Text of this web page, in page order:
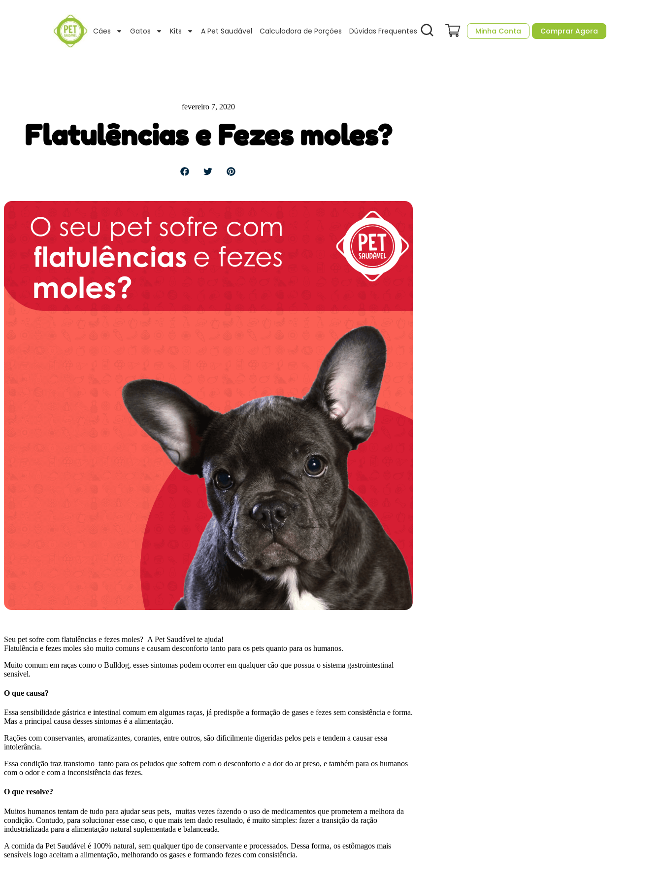
Cães Gatos Kits A Pet Saudável Calculadora de Porções Dúvidas Frequentes Minha Conta Comprar Agora
fevereiro 7, 2020
Flatulências e Fezes moles?
Seu pet sofre com flatulências e fezes moles? A Pet Saudável te ajuda!
Flatulência e fezes moles são muito comuns e causam desconforto tanto para os pets quanto para os humanos.
Muito comum em raças como o Bulldog, esses sintomas podem ocorrer em qualquer cão que possua o sistema gastrointestinal
sensível.
O que causa?
Essa sensibilidade gástrica e intestinal comum em algumas raças, já predispõe a formação de gases e fezes sem consistência e forma.
Mas a principal causa desses sintomas é a alimentação.
Rações com conservantes, aromatizantes, corantes, entre outros, são dificilmente digeridas pelos pets e tendem a causar essa
intolerância.
Essa condição traz transtorno tanto para os peludos que sofrem com o desconforto e a dor do ar preso, e também para os humanos
com o odor e com a inconsistência das fezes.
O que resolve?
Muitos humanos tentam de tudo para ajudar seus pets, muitas vezes fazendo o uso de medicamentos que prometem a melhora da
condição. Contudo, para solucionar esse caso, o que mais tem dado resultado, é muito simples: fazer a transição da ração
industrializada para a alimentação natural suplementada e balanceada.
A comida da Pet Saudável é 100% natural, sem qualquer tipo de conservante e processados. Dessa forma, os estômagos mais
sensíveis logo aceitam a alimentação, melhorando os gases e formando fezes com consistência.